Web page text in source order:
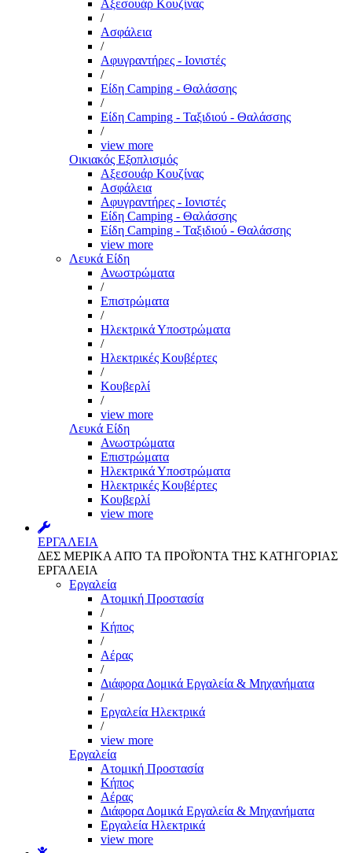
Αξεσουάρ Κουζίνας
/
Ασφάλεια
/
Αφυγραντήρες - Ιονιστές
/
Είδη Camping - Θαλάσσης
/
Είδη Camping - Ταξιδιού - Θαλάσσης
/
view more
Οικιακός Εξοπλισμός
Αξεσουάρ Κουζίνας
Ασφάλεια
Αφυγραντήρες - Ιονιστές
Είδη Camping - Θαλάσσης
Είδη Camping - Ταξιδιού - Θαλάσσης
view more
Λευκά Είδη
Ανωστρώματα
/
Επιστρώματα
/
Ηλεκτρικά Υποστρώματα
/
Ηλεκτρικές Κουβέρτες
/
Κουβερλί
/
view more
Λευκά Είδη
Ανωστρώματα
Επιστρώματα
Ηλεκτρικά Υποστρώματα
Ηλεκτρικές Κουβέρτες
Κουβερλί
view more
ΕΡΓΑΛΕΙΑ
ΔΕΣ ΜΕΡΙΚΑ ΑΠΌ ΤΑ ΠΡΟΪΌΝΤΑ ΤΗΣ ΚΑΤΗΓΟΡΙΑΣ
ΕΡΓΑΛΕΙΑ
Εργαλεία
Aτομική Προστασία
/
Kήπος
/
Αέρας
/
Διάφορα Δομικά Εργαλεία & Μηχανήματα
/
Εργαλεία Ηλεκτρικά
/
view more
Εργαλεία
Aτομική Προστασία
Kήπος
Αέρας
Διάφορα Δομικά Εργαλεία & Μηχανήματα
Εργαλεία Ηλεκτρικά
view more